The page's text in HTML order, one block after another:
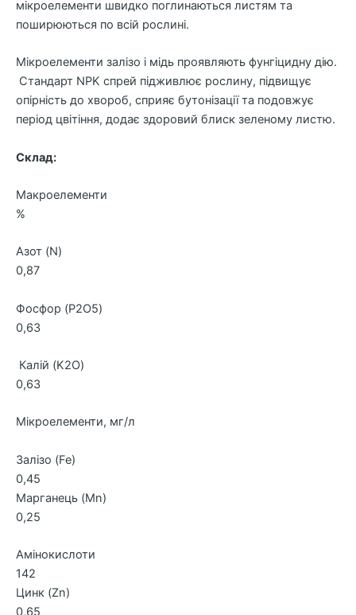
мікроелементи швидко поглинаються листям та
поширюються по всій рослині.
Мікроелементи залізо і мідь проявляють фунгіцидну дію.
Стандарт NPK спрей підживлює рослину, підвищує
опірність до хвороб, сприяє бутонізації та подовжує
період цвітіння, додає здоровий блиск зеленому листю.
Склад:
Макроелементи
%
Азот (N)
0,87
Фосфор (P2O5)
0,63
Калій (K2O)
0,63
Мікроелементи, мг/л
Залізо (Fe)
0,45
Марганець (Mn)
0,25
Амінокислоти
142
Цинк (Zn)
0,65